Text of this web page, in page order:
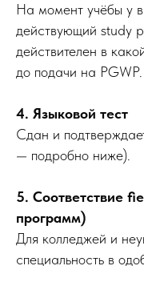
На момент учёбы у
действующий study
действителен в
до подачи на PGWP.
4. Языковой тест
Сдан и
— подробно ниже).
5. Соответствие
программ)
Для колледжей и
специальность в